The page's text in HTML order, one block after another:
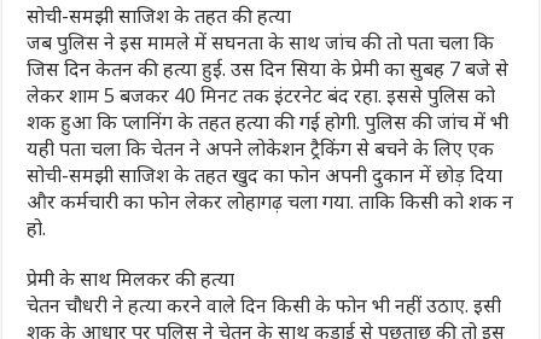
सोची-समझी साजिश के तहत की हत्या
जब पुलिस ने इस मामले में सघनता के साथ जांच की तो पता चला कि
जिस दिन केतन की हत्या हुई. उस दिन सिया के प्रेमी का सुबह 7 बजे से
लेकर शाम 5 बजकर 40 मिनट तक इंटरनेट बंद रहा. इससे पुलिस को
शक हुआ कि प्लानिंग के तहत हत्या की गई होगी. पुलिस की जांच में भी
यही पता चला कि चेतन ने अपने लोकेशन ट्रैकिंग से बचने के लिए एक
सोची-समझी साजिश के तहत खुद का फोन अपनी दुकान में छोड़ दिया
और कर्मचारी का फोन लेकर लोहागढ़ चला गया. ताकि किसी को शक न
हो.
प्रेमी के साथ मिलकर की हत्या
चेतन चौधरी ने हत्या करने वाले दिन किसी के फोन भी नहीं उठाए. इसी
शक के आधार पर पुलिस ने चेतन के साथ कड़ाई से पूछताछ की तो इस